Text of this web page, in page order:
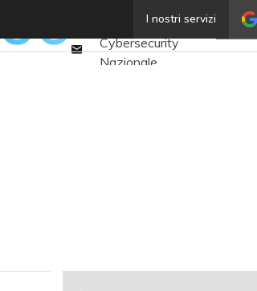
I nostri servizi
Email
Ultimi articoli
Cybersecurity
Nazionale
Corsi cybersecurity